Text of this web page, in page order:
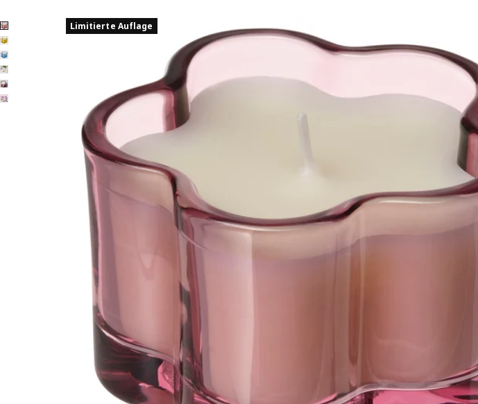
6 MORKULLA -Bilder
Image zoomed out, normal view
Limitierte Auflage